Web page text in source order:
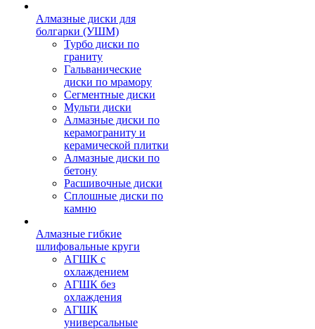
Алмазные диски для
болгарки (УШМ)
Турбо диски по
граниту
Гальванические
диски по мрамору
Сегментные диски
Мульти диски
Алмазные диски по
керамограниту и
керамической плитки
Алмазные диски по
бетону
Расшивочные диски
Сплошные диски по
камню
Алмазные гибкие
шлифовальные круги
АГШК с
охлаждением
АГШК без
охлаждения
АГШК
универсальные